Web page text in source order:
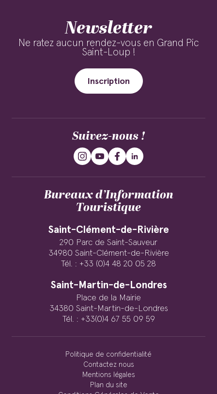
Newsletter
Ne ratez aucun rendez-vous en Grand Pic
Saint-Loup !
Inscription
Suivez-nous !
Bureaux d’Information
Touristique
Saint-Clément-de-Rivière
290 Parc de Saint-Sauveur
34980 Saint-Clément-de-Rivière
Tél. : +33 (0)4 48 20 05 28
Saint-Martin-de-Londres
Place de la Mairie
34380 Saint-Martin-de-Londres
Tél. : +33(0)4 67 55 09 59
Politique de confidentialité
Contactez nous
Mentions légales
Plan du site